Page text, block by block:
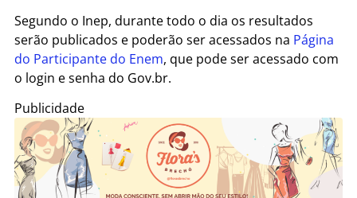
Segundo o Inep, durante todo o dia os resultados
serão publicados e poderão ser acessados na Página
do Participante do Enem, que pode ser acessado com
o login e senha do Gov.br.
Publicidade